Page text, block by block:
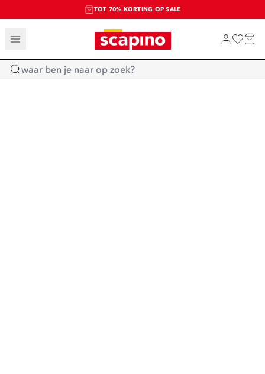
TOT 70% KORTING OP SALE
SALE: LAATSTE KANS!
SHOP NIEUW
Home